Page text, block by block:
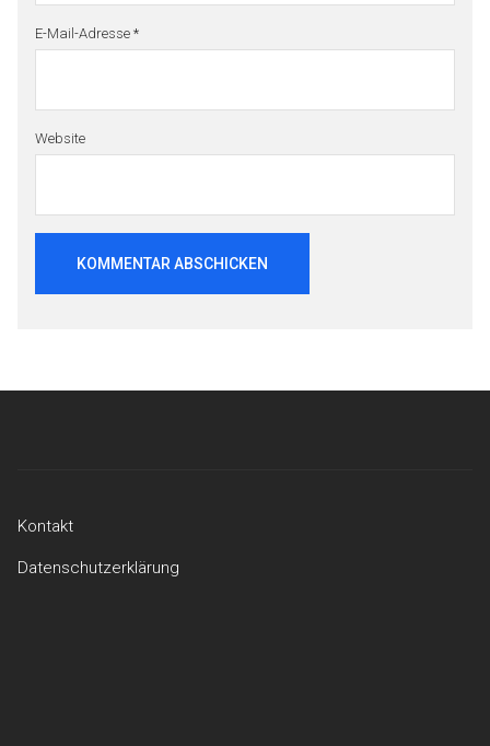
E-Mail-Adresse *
Website
Kontakt
Datenschutzerklärung